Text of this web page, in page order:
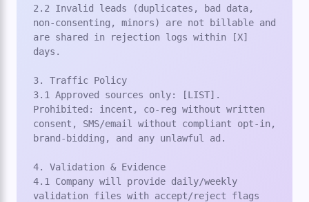
2.2 Invalid leads (duplicates, bad data,
non-consenting, minors) are not billable and
are shared in rejection logs within [X]
days.
3. Traffic Policy
3.1 Approved sources only: [LIST].
Prohibited: incent, co-reg without written
consent, SMS/email without compliant opt-in,
brand-bidding, and any unlawful ad.
4. Validation & Evidence
4.1 Company will provide daily/weekly
validation files with accept/reject flags